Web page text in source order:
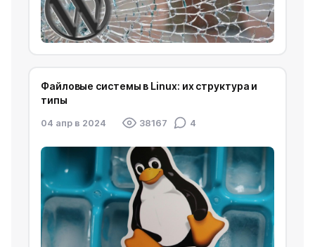
Файловые системы в Linux: их структура и
типы
04 апр в 2024 38167 4